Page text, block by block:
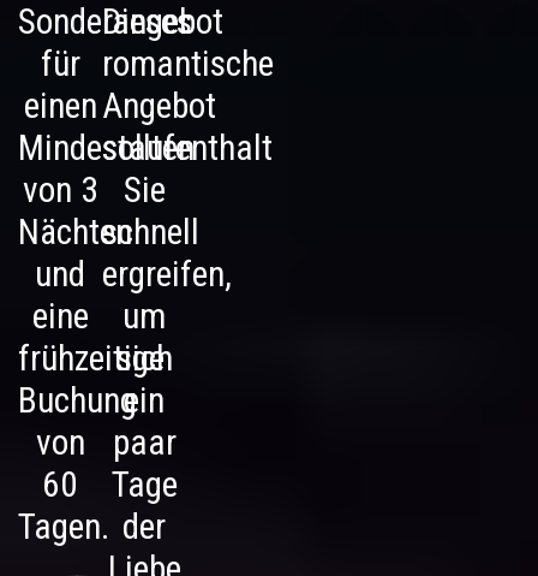
Sonderangebot
für
einen
Mindestaufenthalt
von 3
Nächten
und
eine
frühzeitige
Buchung
von
60
Tagen.
Dieses
romantische
Angebot
sollten
Sie
schnell
ergreifen,
um
sich
ein
paar
Tage
der